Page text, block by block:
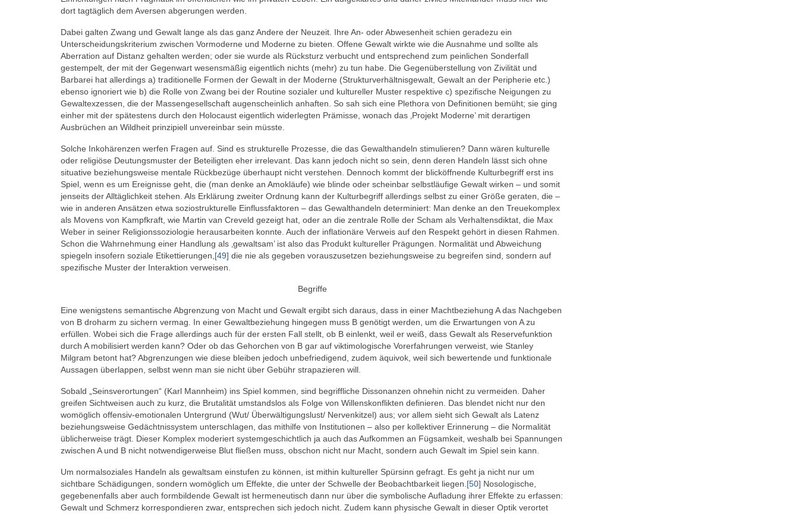
dort tagtäglich dem Aversen abgerungen werden.
Dabei galten Zwang und Gewalt lange als das ganz Andere der Neuzeit. Ihre An- oder Abwesenheit schien geradezu ein
Unterscheidungskriterium zwischen Vormoderne und Moderne zu bieten. Offene Gewalt wirkte wie die Ausnahme und sollte als
Aberration auf Distanz gehalten werden; oder sie wurde als Rücksturz verbucht und entsprechend zum peinlichen Sonderfall
gestempelt, der mit der Gegenwart wesensmäßig eigentlich nichts (mehr) zu tun habe. Die Gegenüberstellung von Zivilität und
Barbarei hat allerdings a) traditionelle Formen der Gewalt in der Moderne (Strukturverhältnisgewalt, Gewalt an der Peripherie etc.)
ebenso ignoriert wie b) die Rolle von Zwang bei der Routine sozialer und kultureller Muster respektive c) spezifische Neigungen zu
Gewaltexzessen, die der Massengesellschaft augenscheinlich anhaften. So sah sich eine Plethora von Definitionen bemüht; sie ging
einher mit der spätestens durch den Holocaust eigentlich widerlegten Prämisse, wonach das ‚Projekt Moderne’ mit derartigen
Ausbrüchen an Wildheit prinzipiell unvereinbar sein müsste.
Solche Inkohärenzen werfen Fragen auf. Sind es strukturelle Prozesse, die das Gewalthandeln stimulieren? Dann wären kulturelle
oder religiöse Deutungsmuster der Beteiligten eher irrelevant. Das kann jedoch nicht so sein, denn deren Handeln lässt sich ohne
situative beziehungsweise mentale Rückbezüge überhaupt nicht verstehen. Dennoch kommt der blicköffnende Kulturbegriff erst ins
Spiel, wenn es um Ereignisse geht, die (man denke an Amokläufe) wie blinde oder scheinbar selbstläufige Gewalt wirken – und somit
jenseits der Alltäglichkeit stehen. Als Erklärung zweiter Ordnung kann der Kulturbegriff allerdings selbst zu einer Größe geraten, die –
wie in anderen Ansätzen etwa soziostrukturelle Einflussfaktoren – das Gewalthandeln determiniert: Man denke an den Treuekomplex
als Movens von Kampfkraft, wie Martin van Creveld gezeigt hat, oder an die zentrale Rolle der Scham als Verhaltensdiktat, die Max
Weber in seiner Religionssoziologie herausarbeiten konnte. Auch der inflationäre Verweis auf den Respekt gehört in diesen Rahmen.
Schon die Wahrnehmung einer Handlung als ‚gewaltsam’ ist also das Produkt kultureller Prägungen. Normalität und Abweichung
spiegeln insofern soziale Etikettierungen, [49] die nie als gegeben vorauszusetzen beziehungsweise zu begreifen sind, sondern auf
spezifische Muster der Interaktion verweisen.
Begriffe
Eine wenigstens semantische Abgrenzung von Macht und Gewalt ergibt sich daraus, dass in einer Machtbeziehung A das Nachgeben
von B droharm zu sichern vermag. In einer Gewaltbeziehung hingegen muss B genötigt werden, um die Erwartungen von A zu
erfüllen. Wobei sich die Frage allerdings auch für der ersten Fall stellt, ob B einlenkt, weil er weiß, dass Gewalt als Reservefunktion
durch A mobilisiert werden kann? Oder ob das Gehorchen von B gar auf viktimologische Vorerfahrungen verweist, wie Stanley
Milgram betont hat? Abgrenzungen wie diese bleiben jedoch unbefriedigend, zudem äquivok, weil sich bewertende und funktionale
Aussagen überlappen, selbst wenn man sie nicht über Gebühr strapazieren will.
Sobald „Seinsverortungen“ (Karl Mannheim) ins Spiel kommen, sind begriffliche Dissonanzen ohnehin nicht zu vermeiden. Daher
greifen Sichtweisen auch zu kurz, die Brutalität umstandslos als Folge von Willenskonflikten definieren. Das blendet nicht nur den
womöglich offensiv-emotionalen Untergrund (Wut/ Überwältigungslust/ Nervenkitzel) aus; vor allem sieht sich Gewalt als Latenz
beziehungsweise Gedächtnissystem unterschlagen, das mithilfe von Institutionen – also per kollektiver Erinnerung – die Normalität
üblicherweise trägt. Dieser Komplex moderiert systemgeschichtlich ja auch das Aufkommen an Fügsamkeit, weshalb bei Spannungen
zwischen A und B nicht notwendigerweise Blut fließen muss, obschon nicht nur Macht, sondern auch Gewalt im Spiel sein kann.
Um normalsoziales Handeln als gewaltsam einstufen zu können, ist mithin kultureller Spürsinn gefragt. Es geht ja nicht nur um
sichtbare Schädigungen, sondern womöglich um Effekte, die unter der Schwelle der Beobachtbarkeit liegen. [50] Nosologische,
gegebenenfalls aber auch formbildende Gewalt ist hermeneutisch dann nur über die symbolische Aufladung ihrer Effekte zu erfassen:
Gewalt und Schmerz korrespondieren zwar, entsprechen sich jedoch nicht. Zudem kann physische Gewalt in dieser Optik verortet